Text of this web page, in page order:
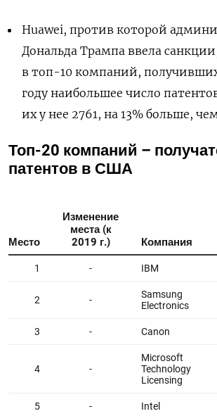
Huawei, против которой
Дональда Трампа ввела
в топ-10 компаний,
году наибольшее число
их у нее 2761, на 13% больше,